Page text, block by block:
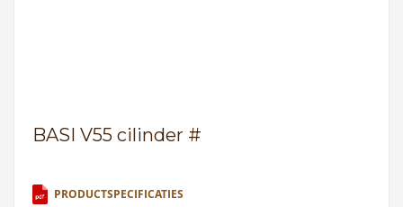
BASI V55 cilinder #
PRODUCTSPECIFICATIES